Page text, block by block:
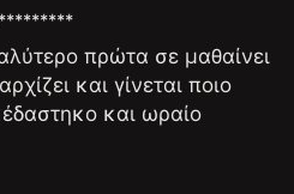
πρώτα σε μαθαίνει
και γίνεται ποιο
και ωραίο